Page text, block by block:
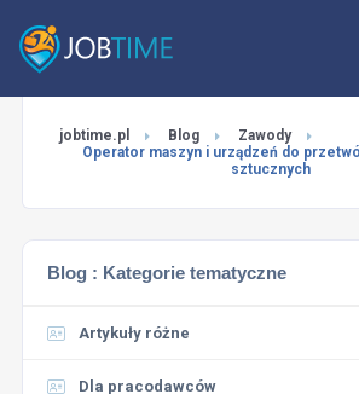
jobtime.pl Blog
Zawody
Operator maszyn i urządzeń do
sztucznych
Blog : Kategorie tematyczne
Artykuły różne
Dla pracodawców